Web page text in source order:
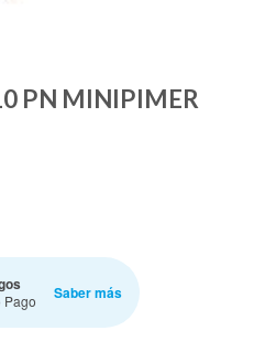
PN MINIPIMER
Pago Saber más